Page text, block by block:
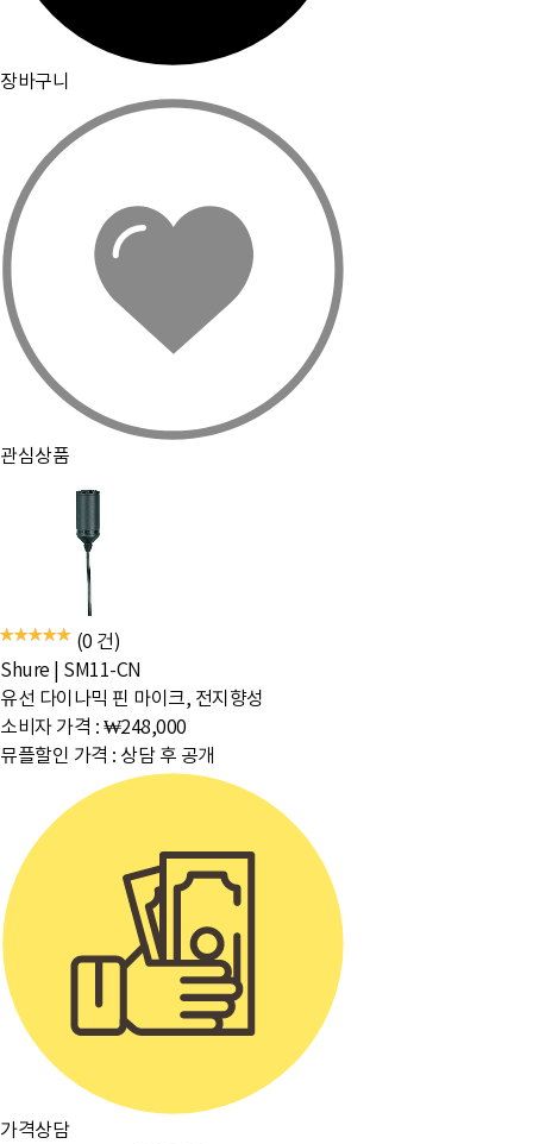
장바구니
관심상품
(0 건)
Shure
SM11-CN
유선 다이나믹 핀 마이크, 전지향성
소비자 가격 : ₩248,000
뮤플할인 가격 : 상담 후 공개
가격상담